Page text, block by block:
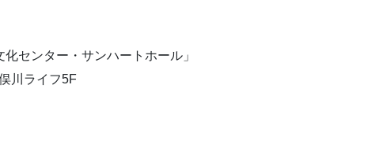
センター・サンハートホール」
川ライフ5F